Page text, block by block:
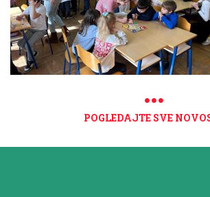
POGLEDAJTE SVE